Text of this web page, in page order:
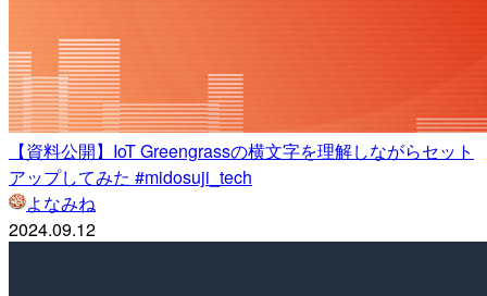
【資料公開】IoT Greengrassの横文字を理解しながらセット
アップしてみた #midosuji_tech
よなみね
2024.09.12